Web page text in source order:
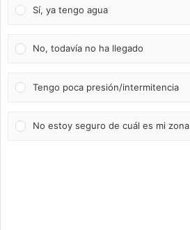
Sí, ya tengo agua
No, todavía no ha llegado
Tengo poca presión/intermitencia
No estoy seguro de cuál es mi zona